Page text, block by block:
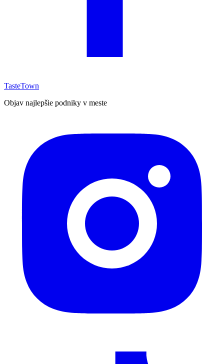
TasteTown
Objav najlepšie podniky v meste